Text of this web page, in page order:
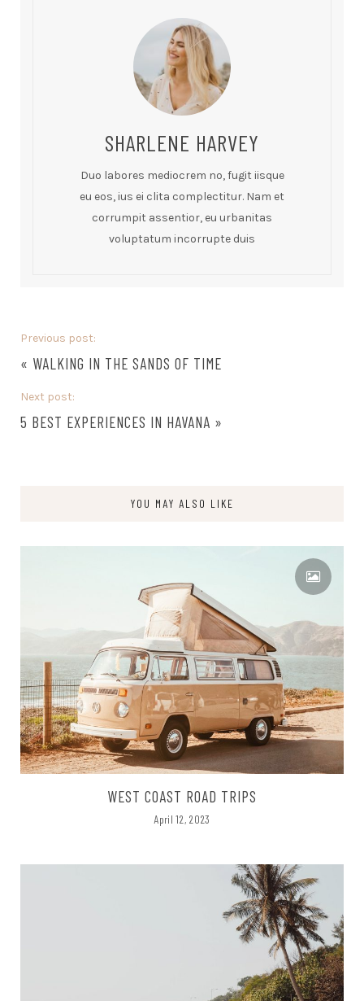
SHARLENE HARVEY
Duo labores mediocrem no, fugit iisque
eu eos, ius ei clita complectitur. Nam et
corrumpit assentior, eu urbanitas
voluptatum incorrupte duis
Previous post:
« WALKING IN THE SANDS OF TIME
Next post:
5 BEST EXPERIENCES IN HAVANA »
YOU MAY ALSO LIKE
WEST COAST ROAD TRIPS
April 12, 2023